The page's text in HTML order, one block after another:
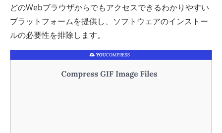
どのWebブラウザからでもアクセスできるわかりやすい
プラットフォームを提供し、ソフトウェアのインストー
ルの必要性を排除します。